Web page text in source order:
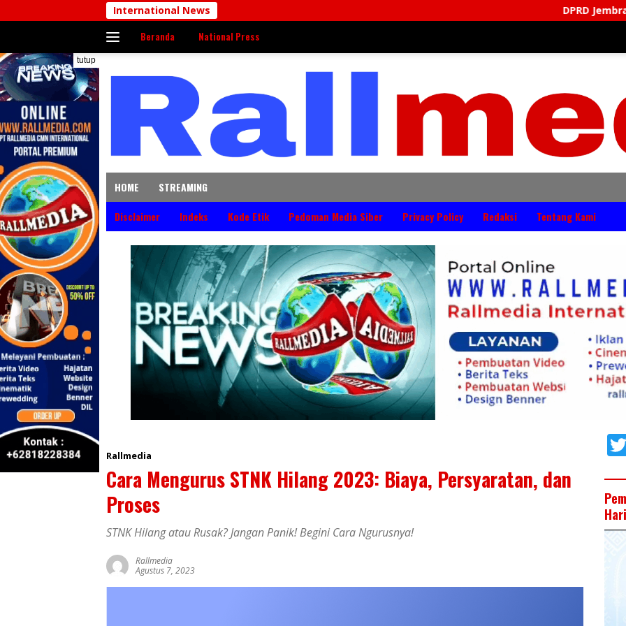
ke
International News DPRD Jembrana Perkuat Produk
Beranda National Press
tutup
HOME
STREAMING
Disclaimer
Indeks Kode Etik Pedoman Media Siber Privacy Policy Redaksi Tentang Kami
Rallmedia
Cara Mengurus STNK Hilang 2023: Biaya, Persyaratan, dan
Proses
STNK Hilang atau Rusak? Jangan Panik! Begini Cara Ngurusnya!
Rallmedia
Agustus 7, 2023